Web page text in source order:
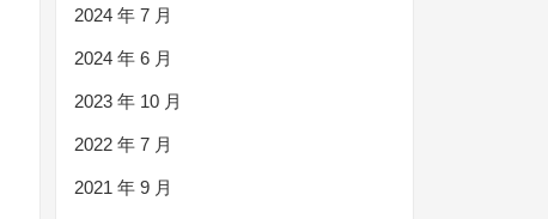
2024 年 7 月
2024 年 6 月
2023 年 10 月
2022 年 7 月
2021 年 9 月